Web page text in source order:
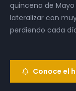
quincena de
lateralizar con
perdiendo cada
Conoce el